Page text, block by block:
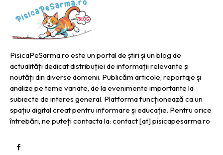
PisicaPeSarma.ro este un portal de știri și un blog de
actualități dedicat distribuției de informații relevante și
noutăți din diverse domenii. Publicăm articole, reportaje și
analize pe teme variate, de la evenimente importante la
subiecte de interes general. Platforma funcționează ca un
spațiu digital creat pentru informare și educație. Pentru orice
întrebări, ne puteți contacta la: contact [at] pisicapesarma.ro